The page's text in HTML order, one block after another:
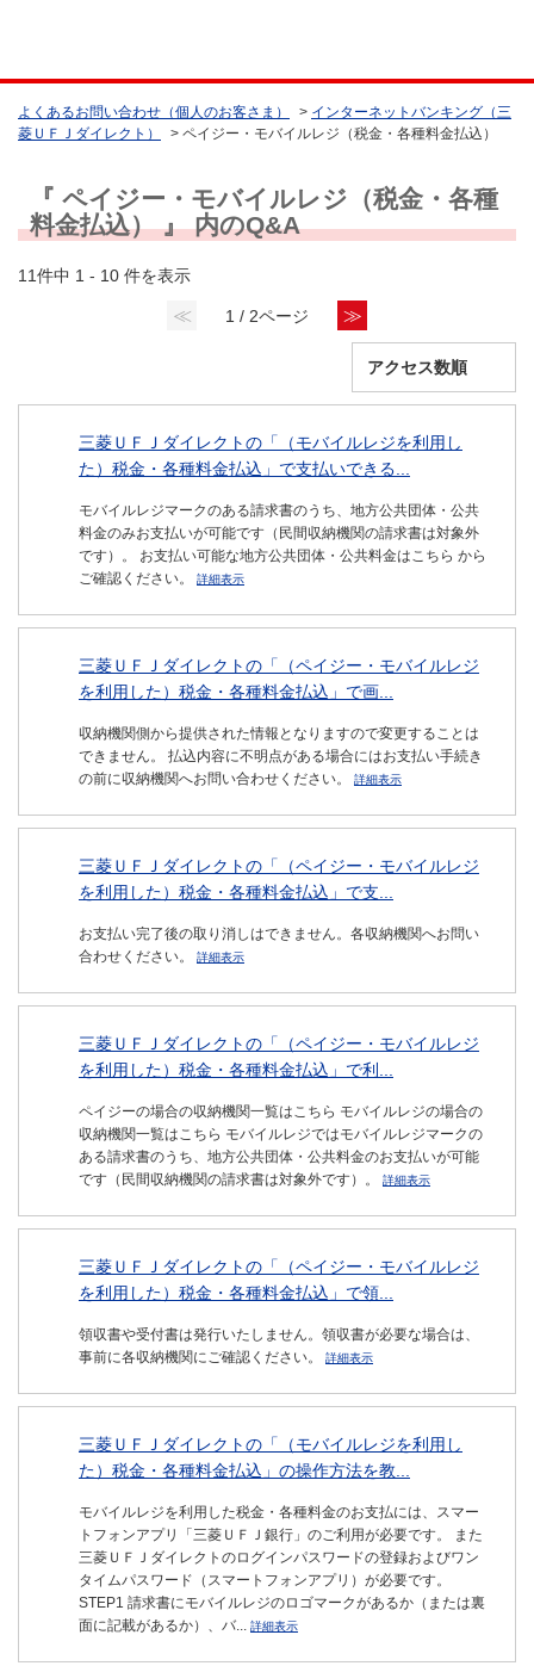
よくあるお問い合わせ（個人のお客さま） > インターネットバンキング（三
菱ＵＦＪダイレクト）
> ペイジー・モバイルレジ（税金・各種料金払込）
『 ペイジー・モバイルレジ（税金・各種
料金払込） 』 内のQ&A
11件中 1 - 10 件を表示
≪ 1 / 2ページ ≫
三菱ＵＦＪダイレクトの「（モバイルレジを利用し
た）税金・各種料金払込」で支払いできる...
モバイルレジマークのある請求書のうち、地方公共団体・公共
料金のみお支払いが可能です（民間収納機関の請求書は対象外
です）。 お支払い可能な地方公共団体・公共料金はこちら から
ご確認ください。
詳細表示
三菱ＵＦＪダイレクトの「（ペイジー・モバイルレジ
を利用した）税金・各種料金払込」で画...
収納機関側から提供された情報となりますので変更することは
できません。 払込内容に不明点がある場合にはお支払い手続き
の前に収納機関へお問い合わせください。
詳細表示
三菱ＵＦＪダイレクトの「（ペイジー・モバイルレジ
を利用した）税金・各種料金払込」で支...
お支払い完了後の取り消しはできません。各収納機関へお問い
合わせください。
詳細表示
三菱ＵＦＪダイレクトの「（ペイジー・モバイルレジ
を利用した）税金・各種料金払込」で利...
ペイジーの場合の収納機関一覧はこちら モバイルレジの場合の
収納機関一覧はこちら モバイルレジではモバイルレジマークの
ある請求書のうち、地方公共団体・公共料金のお支払いが可能
です（民間収納機関の請求書は対象外です）。
詳細表示
三菱ＵＦＪダイレクトの「（ペイジー・モバイルレジ
を利用した）税金・各種料金払込」で領...
領収書や受付書は発行いたしません。領収書が必要な場合は、
事前に各収納機関にご確認ください。
詳細表示
三菱ＵＦＪダイレクトの「（モバイルレジを利用し
た）税金・各種料金払込」の操作方法を教...
モバイルレジを利用した税金・各種料金のお支払には、スマー
トフォンアプリ「三菱ＵＦＪ銀行」のご利用が必要です。 また
三菱ＵＦＪダイレクトのログインパスワードの登録およびワン
タイムパスワード（スマートフォンアプリ）が必要です。
STEP1 請求書にモバイルレジのロゴマークがあるか（または裏
面に記載があるか）、バ... 詳細表示